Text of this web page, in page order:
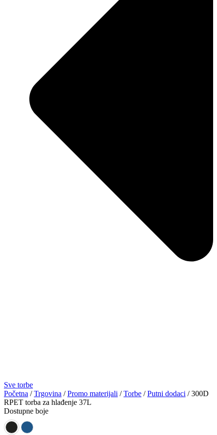
Sve torbe
Početna /Trgovina /Promo materijali /Torbe /Putni dodaci / 300D
RPET torba za hlađenje 37L
Dostupne boje